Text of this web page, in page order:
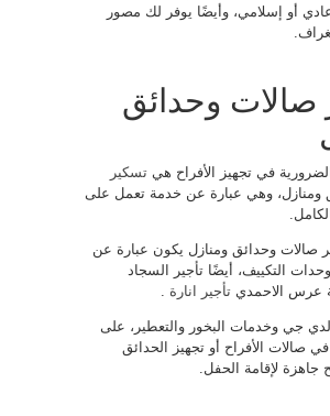
أو إسلامي، وأيضًا يوفر لك مصور
صالات وحدائق
في تجهيز الأفراح هي تسكير
ومنازل، وهي عبارة عن خدمة تعمل على
صالات وحدائق ومنازل يكون عبارة عن
التكييف، أيضًا تأجير السجاد
عرس الاحمدي تأجير انارة
جي وخدمات البخور والتعطير، على
صالات الأفراح أو تجهيز الحدائق
جاهزة لإقامة الحفل.